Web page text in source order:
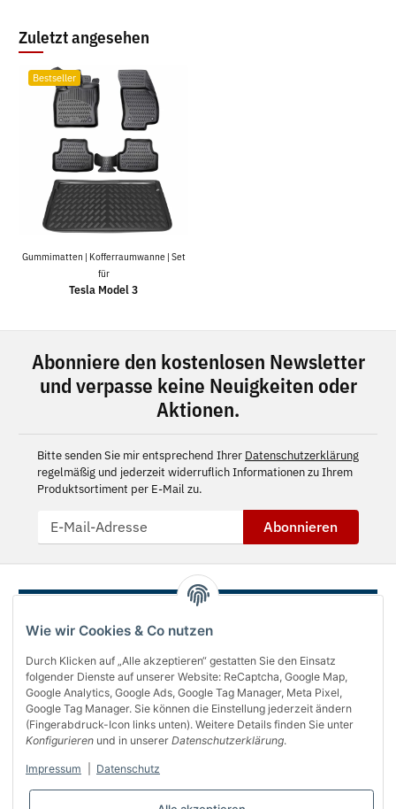
Wie wir Cookies & Co nutzen
Durch Klicken auf „Alle akzeptieren“ gestatten Sie den Einsatz
folgender Dienste auf unserer Website: ReCaptcha, Google Map,
Google Analytics, Google Ads, Google Tag Manager, Meta Pixel,
Google Tag Manager. Sie können die Einstellung jederzeit ändern
(Fingerabdruck-Icon links unten). Weitere Details finden Sie unter
Konfigurieren und in unserer Datenschutzerklärung.
Impressum Datenschutz
Zuletzt angesehen
Bestseller
Gummimatten | Kofferraumwanne | Set
für
Tesla Model 3
Abonniere den kostenlosen Newsletter
und verpasse keine Neuigkeiten oder
Aktionen.
Bitte senden Sie mir entsprechend Ihrer Datenschutzerklärung
regelmäßig und jederzeit widerruflich Informationen zu Ihrem
Produktsortiment per E-Mail zu.
Abonnieren
Über uns
Informationen